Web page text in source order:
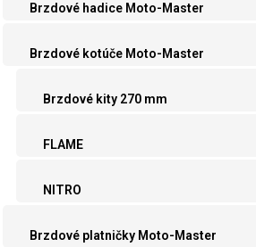
Brzdové hadice Moto-Master
Brzdové kotúče Moto-Master
Brzdové kity 270 mm
FLAME
NITRO
Brzdové platničky Moto-Master